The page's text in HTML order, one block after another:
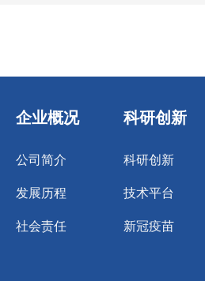
企业概况
公司简介
发展历程
社会责任
科研创新
科研创新
技术平台
新冠疫苗